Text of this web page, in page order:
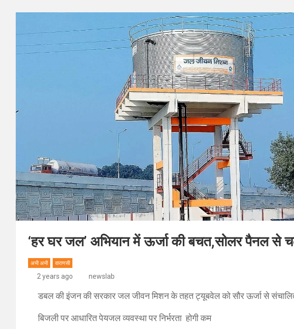
‘हर घर जल’ अभियान में ऊर्जा की बचत,सोलर पैनल से
अभी अभी वाराणसी
2 years ago newslab
डबल की इंजन की सरकार जल जीवन मिशन के तहत ट्यूबवेल को सौर ऊर्जा से
बिजली पर आधारित पेयजल व्यवस्था पर निर्भरता होगी कम